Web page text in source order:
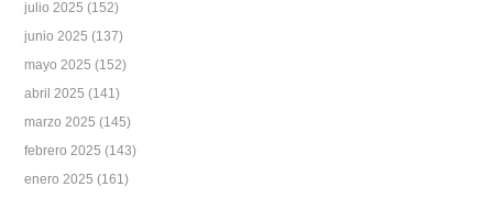
julio 2025 (152)
junio 2025 (137)
mayo 2025 (152)
abril 2025 (141)
marzo 2025 (145)
febrero 2025 (143)
enero 2025 (161)